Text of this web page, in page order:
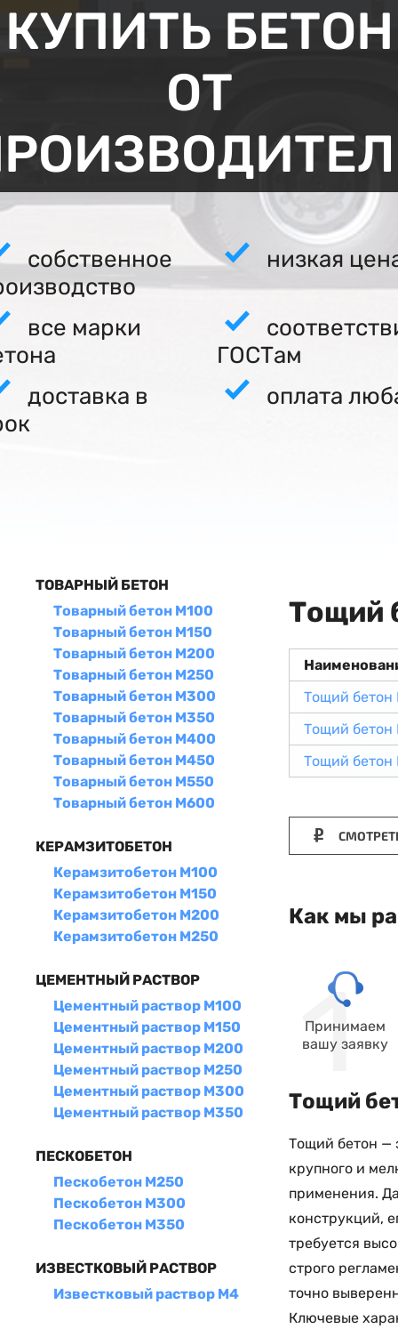
КУПИТЬ БЕТОН
ОТ
собственное
низкая
все марки
ГОСТам
доставка в
оплата
ТОВАРНЫЙ БЕТОН
Товарный бетон М100
Товарный бетон М150
Товарный бетон М200
Товарный бетон М250
Товарный бетон М300
Товарный бетон М350
Товарный бетон М400
Товарный бетон М450
Товарный бетон М550
Товарный бетон М600
КЕРАМЗИТОБЕТОН
Керамзитобетон М100
Керамзитобетон М150
Керамзитобетон М200
Керамзитобетон М250
ЦЕМЕНТНЫЙ РАСТВОР
Цементный раствор М100
Цементный раствор М150
Цементный раствор М200
Цементный раствор М250
Цементный раствор М300
Цементный раствор М350
ПЕСКОБЕТОН
Пескобетон М250
Пескобетон М300
Пескобетон М350
ИЗВЕСТКОВЫЙ РАСТВОР
Известковый раствор М4
Тощий
Тощий бетон
Тощий бетон
Тощий
Как мы
Принимаем
вашу заявку
Тощий
Тощий бетон —
крупного и
применения.
конструкций,
требуется
строго
точно
Ключевые